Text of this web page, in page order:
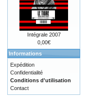
Intégrale 2007
0,00€
Informations
Expédition
Confidentialité
Conditions d'utilisation
Contact